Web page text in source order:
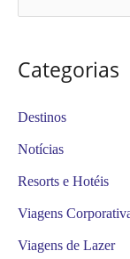
q
u
i
p
Categorias
Destinos
Notícias
Resorts e Hotéis
Viagens
Viagens de Lazer